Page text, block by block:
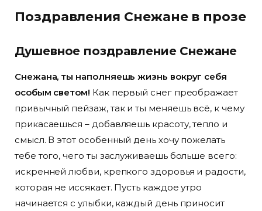
Поздравления Снежане в прозе
Душевное поздравление Снежане
Снежана, ты наполняешь жизнь вокруг себя
особым светом! Как первый снег преображает
привычный пейзаж, так и ты меняешь всё, к чему
прикасаешься – добавляешь красоту, тепло и
смысл. В этот особенный день хочу пожелать
тебе того, чего ты заслуживаешь больше всего:
искренней любви, крепкого здоровья и радости,
которая не иссякает. Пусть каждое утро
начинается с улыбки, каждый день приносит